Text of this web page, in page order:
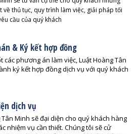
về thủ tục, quy trình làm việc, giải pháp tối
cầu của quý khách
& Ký kết hợp đồng
các phương án làm việc, Luật Hoàng Tân
ký kết hợp đồng dịch vụ với quý khách
dịch vụ
Tân Minh sẽ đại diện cho quý khách hàng
nhiệm vụ cần thiết. Chúng tôi sẽ cử